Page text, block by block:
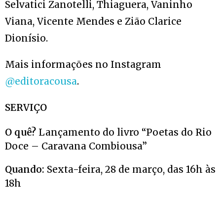
Selvatici Zanotelli, Thiaguera, Vaninho
Viana, Vicente Mendes e Zião Clarice
Dionísio.
Mais informações no Instagram
@editoracousa.
SERVIÇO
O quê? Lançamento do livro “Poetas do Rio
Doce – Caravana Combiousa”
Quando: Sexta-feira, 28 de março, das 16h às
18h